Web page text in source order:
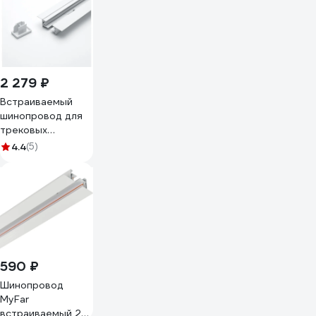
CAB1004 10355
2 279 ₽
Встраиваемый
шинопровод для
трековых
однофазных
FERON, белый, 2м
CAB1004 10353
4.4(5)
590 ₽
Шинопровод
MyFar
встраиваемый 2м